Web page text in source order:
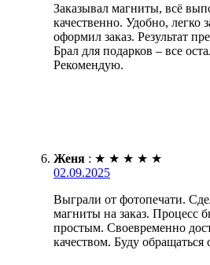
Заказывал магниты, всё
качественно. Удобно, легко
оформил заказ. Результат
Брал для подарков – все
Рекомендую.
Женя : ★ ★ ★ ★ ★
02.09.2025
Выграли от фотопечати.
магниты на заказ. Процесс
простым. Своевременно
качеством. Буду обращаться